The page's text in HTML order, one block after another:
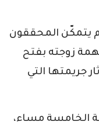
يتمكّن المحققون
زوجته بفتح
جريمتها التي
الخامسة مساء،